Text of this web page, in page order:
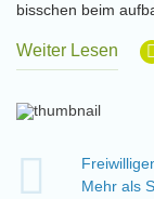
bisschen beim
Weiter Lesen
Mehr als